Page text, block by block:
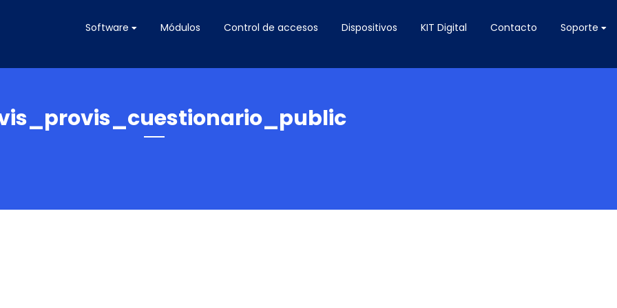
Software Módulos Control de accesos Dispositivos KIT Digital Contacto Soporte